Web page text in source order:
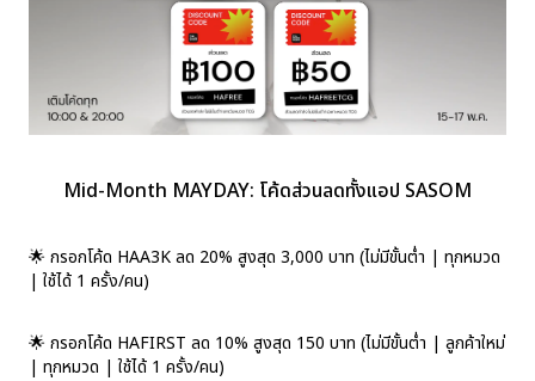
Mid-Month MAYDAY: โค้ดส่วนลดทั้งแอป SASOM
🌟 กรอกโค้ด HAA3K ลด 20% สูงสุด 3,000 บาท (ไม่มีขั้นต่ำ | ทุกหมวด
| ใช้ได้ 1 ครั้ง/คน)
🌟 กรอกโค้ด HAFIRST ลด 10% สูงสุด 150 บาท (ไม่มีขั้นต่ำ | ลูกค้าใหม่
| ทุกหมวด | ใช้ได้ 1 ครั้ง/คน)